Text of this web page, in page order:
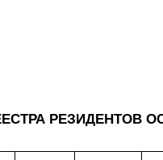
РЕЗИДЕНТОВ